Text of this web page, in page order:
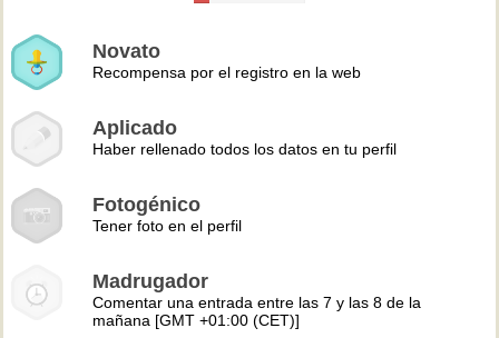
Novato
Recompensa por el registro en la web
Aplicado
Haber rellenado todos los datos en tu perfil
Fotogénico
Tener foto en el perfil
Madrugador
Comentar una entrada entre las 7 y las 8 de la
mañana [GMT +01:00 (CET)]